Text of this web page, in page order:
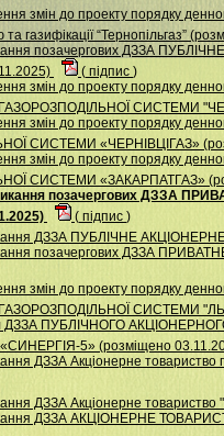
змін до проекту порядку
газифікації “Тернопільгаз”
позачергових ДЗЗА
( підпис )
змін до проекту порядку
СИСТЕМИ
змін до проекту порядку
СИСТЕМИ «ЧЕРНІВЦІГАЗ»
змін до проекту порядку
СИСТЕМИ «ЗАКАРПАТГАЗ»
позачергових ДЗЗА
( підпис )
ДЗЗА ПУБЛІЧНЕ
позачергових ДЗЗА
змін до проекту порядку
СИСТЕМИ
ДЗЗА ПУБЛІЧНОГО
5» (розміщено
ДЗЗА Акцiонерне
ДЗЗА Акціонерне
ДЗЗА АКЦІОНЕРНЕ